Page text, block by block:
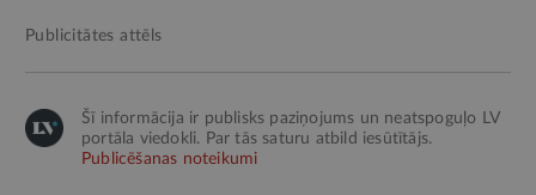
Publicitātes attēls
Šī informācija ir publisks paziņojums un neatspoguļo LV
portāla viedokli. Par tās saturu atbild iesūtītājs.
Publicēšanas noteikumi